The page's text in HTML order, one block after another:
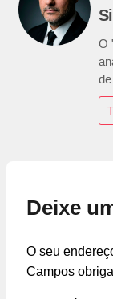
O
Deixe
O seu
Campos